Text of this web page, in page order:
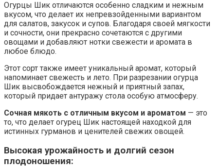
Огурцы Шик отличаются особенно сладким и нежным
вкусом, что делает их непревзойденными вариантом
для салатов, закусок и супов. Благодаря своей мягкости
и сочности, они прекрасно сочетаются с другими
овощами и добавляют нотки свежести и аромата в
любое блюдо.
Этот сорт также имеет уникальный аромат, который
напоминает свежесть и лето. При разрезании огурца
Шик высвобождается нежный и приятный запах,
который придает антуражу стола особую атмосферу.
Сочная мякоть с отличным вкусом и ароматом — это
то, что делает огурец Шик настоящей находкой для
истинных гурманов и ценителей свежих овощей.
Высокая урожайность и долгий сезон
плодоношения: